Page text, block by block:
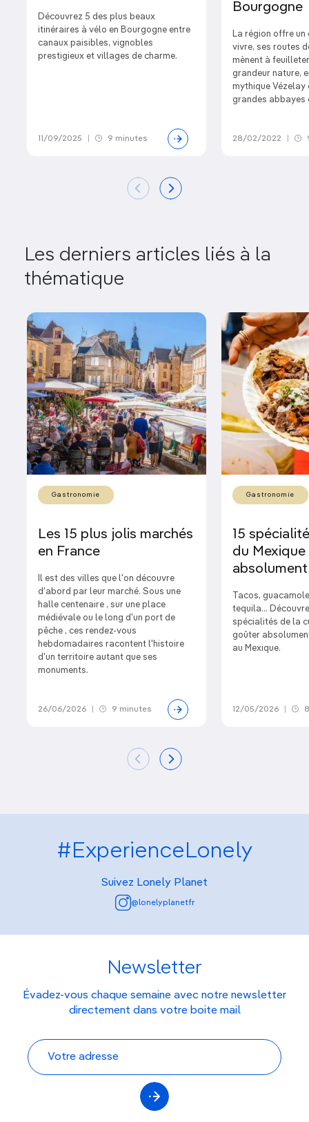
Découvrez 5 des plus beaux
itinéraires à vélo en Bourgogne entre
canaux paisibles, vignobles
prestigieux et villages de charme.
11/09/2025 9 minutes
Bourgogne
La région offre un
vivre, ses routes
mènent à
grandeur nature,
mythique Vézelay
grandes abbayes
28/02/2022
Les derniers articles liés à la
thématique
Gastronomie
Les 15 plus jolis marchés
en France
Il est des villes que l'on découvre
d'abord par leur marché. Sous une
halle centenaire , sur une place
médiévale ou le long d'un port de
pêche , ces rendez-vous
hebdomadaires racontent l'histoire
d'un territoire autant que ses
monuments.
26/06/2026 9 minutes
Gastronomie
15
du
absolument
Tacos,
tequila…
spécialités de la
goûter
au Mexique.
12/05/2026
#ExperienceLonely
Suivez Lonely Planet
@lonelyplanetfr
Newsletter
Évadez-vous chaque semaine avec notre newsletter
directement dans votre boite mail